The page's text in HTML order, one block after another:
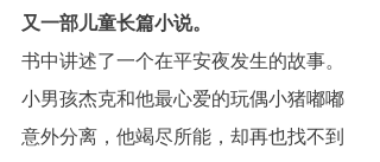
又一部儿童长篇小说。
书中讲述了一个在平安夜发生的故事。
小男孩杰克和他最心爱的玩偶小猪嘟嘟
意外分离，他竭尽所能，却再也找不到